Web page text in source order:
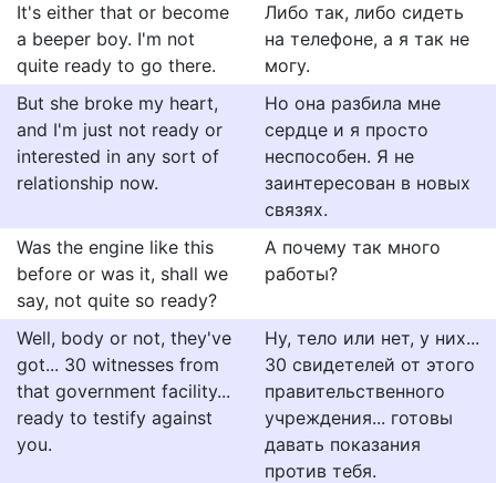
It's either that or become
a beeper boy. I'm not
quite ready to go there.
Либо так, либо сидеть
на телефоне, а я так не
могу.
But she broke my heart,
and I'm just not ready or
interested in any sort of
relationship now.
Но она разбила мне
сердце и я просто
неспособен. Я не
заинтересован в новых
связях.
Was the engine like this
before or was it, shall we
say, not quite so ready?
А почему так много
работы?
Well, body or not, they've
got... 30 witnesses from
that government facility...
ready to testify against
you.
Ну, тело или нет, у них...
30 свидетелей от этого
правительственного
учреждения... готовы
давать показания
против тебя.